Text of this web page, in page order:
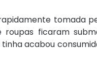
tomada
ficaram
acabou